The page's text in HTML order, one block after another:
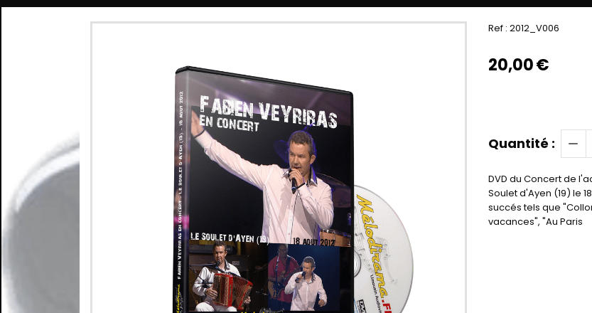
Ref : 2012_V006
20,00€
Quantité :
DVD du Concert de
Soulet d'Ayen (19) le
succés tels que
vacances", "Au Paris